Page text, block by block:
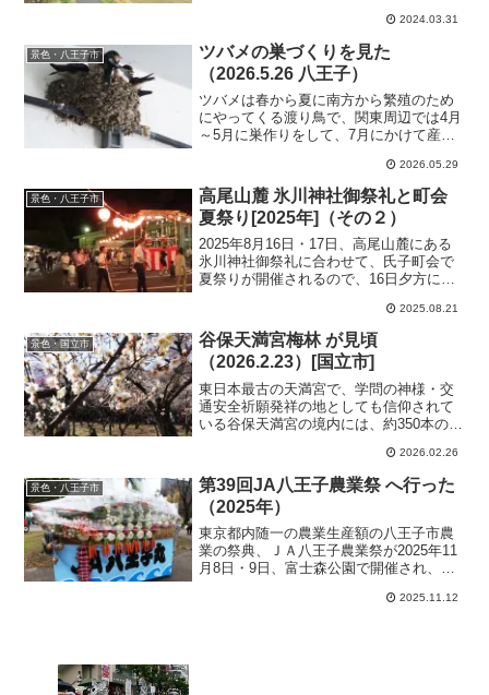
2024.03.31
景色・八王子市
ツバメの巣づくりを見た
（2026.5.26 八王子）
ツバメは春から夏に南方から繁殖のため
にやってくる渡り鳥で、関東周辺では4月
～5月に巣作りをして、7月にかけて産
巣作り、子育ての様子を観察した。2026.05.29
景色・八王子市
高尾山麓 氷川神社御祭礼と町会
夏祭り[2025年]（その２）
2025年8月16日・17日、高尾山麓にある
氷川神社御祭礼に合わせて、氏子町会で
夏祭りが開催されるので、16日夕方に、
と、夜店や盆踊りなどでにぎわってい
た。
2025.08.21
景色・国立市
谷保天満宮梅林 が見頃
（2026.2.23）[国立市]
東日本最古の天満宮で、学問の神様・交
通安全祈願発祥の地としても信仰されて
いる谷保天満宮の境内には、約350本の梅
紅梅白梅が咲き誇る。2026年2月21日に
は「梅まつり」が開催され、23日に訪れ
た時は、梅花は満開で見頃になってい
た。
2026.02.26
景色・八王子市
第39回JA八王子農業祭 へ行った
（2025年）
東京都内随一の農業生産額の八王子市農
業の祭典、ＪＡ八王子農業祭が2025年11
月8日・9日、富士森公園で開催され、農
2025.11.12